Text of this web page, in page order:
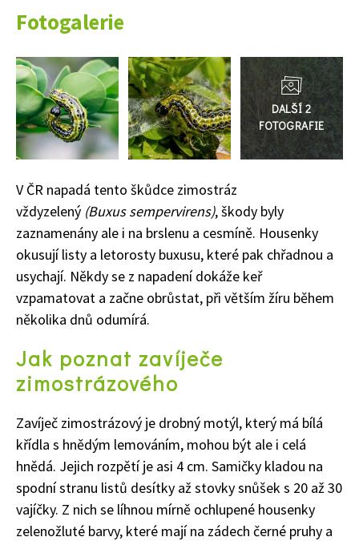
Fotogalerie
Přejít
do
galerie
V ČR napadá tento škůdce zimostráz
vždyzelený (Buxus sempervirens), škody byly
zaznamenány ale i na brslenu a cesmíně. Housenky
okusují listy a letorosty buxusu, které pak chřadnou a
usychají. Někdy se z napadení dokáže keř
vzpamatovat a začne obrůstat, při větším žíru během
několika dnů odumírá.
Jak poznat zavíječe
zimostrázového
Zavíječ zimostrázový je drobný motýl, který má bílá
křídla s hnědým lemováním, mohou být ale i celá
hnědá. Jejich rozpětí je asi 4 cm. Samičky kladou na
spodní stranu listů desítky až stovky snůšek s 20 až 30
vajíčky. Z nich se líhnou mírně ochlupené housenky
zelenožluté barvy, které mají na zádech černé pruhy a